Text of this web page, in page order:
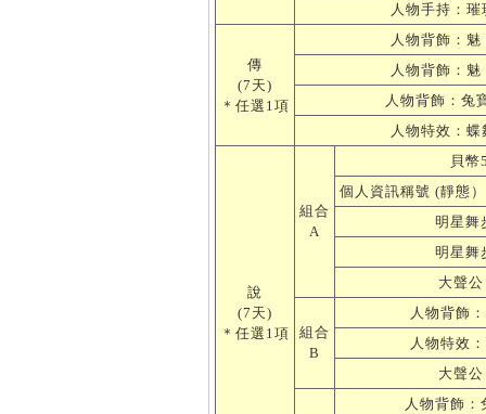
人物手持：璀
傳
(7天)
＊任選1項
人物背飾：魅
人物背飾：魅
人物背飾：兔
人物特效：蝶
說
(7天)
＊任選1項
組合
A
貝幣
個人資訊稱號 (靜態
明星舞
明星舞
大聲
組合
B
人物背飾
人物特效
大聲
人物背飾：